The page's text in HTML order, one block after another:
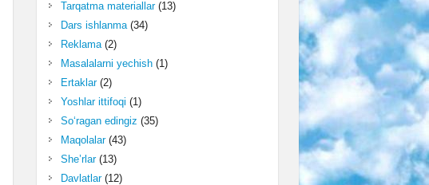
Tarqatma materiallar(13)
Dars ishlanma(34)
Reklama(2)
Masalalarni yechish(1)
Ertaklar(2)
Yoshlar ittifoqi (1)
So‘ragan edingiz (35)
Maqolalar(43)
She’rlar(13)
Davlatlar(12)